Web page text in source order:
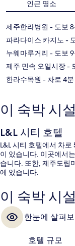
인근 명소
제주한라병원 - 도보
파라다이스 카지노 -
누웨마루거리 - 도보
제주 민속 오일시장-
한라수목원 - 차로 4분
이 숙박 시
L&L 시티 호텔
L&L 시티 호텔에서 차
이 있습니다. 이곳에서
습니다. 또한, 제주도립
에 있습니다.
이 숙박 시
한눈에 살펴보
호텔 규모